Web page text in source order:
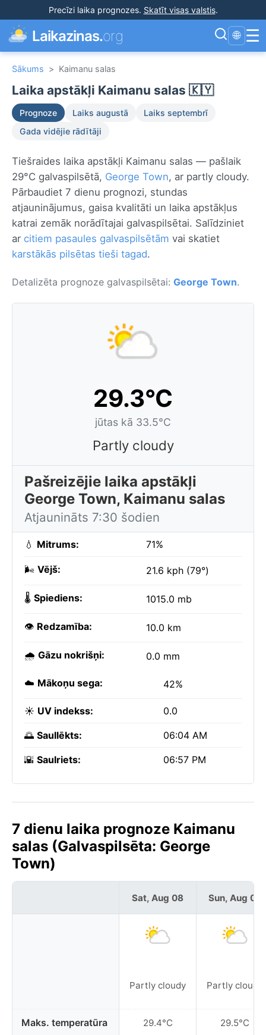
Precīzi laika prognozes. Skatīt visas valstis.
Laikazinas.org 🌐 ☰
Sākums > Kaimanu salas
Laika apstākļi Kaimanu salas 🇰🇾
Prognoze Laiks augustā
Laiks septembrī
Gada vidējie rādītāji
Tiešraides laika apstākļi Kaimanu salas — pašlaik
29°C galvaspilsētā, George Town, ar partly cloudy.
Pārbaudiet 7 dienu prognozi, stundas
atjauninājumus, gaisa kvalitāti un laika apstākļus
katrai zemāk norādītajai galvaspilsētai. Salīdziniet
ar citiem pasaules galvaspilsētām vai skatiet
karstākās pilsētas tieši tagad.
Detalizēta prognoze galvaspilsētai: George Town.
29.3°C
jūtas kā 33.5°C
Partly cloudy
Pašreizējie laika apstākļi
George Town, Kaimanu salas
Atjaunināts 7:30 šodien
💧 Mitrums: 71%
🌬️ Vējš: 21.6 kph (79°)
🌡️ Spiediens: 1015.0 mb
👁️ Redzamība: 10.0 km
🌧️ Gāzu nokrišņi: 0.0 mm
☁️ Mākoņu sega: 42%
☀️ UV indekss: 0.0
🌅 Saullēkts: 06:04 AM
🌇 Saulriets: 06:57 PM
7 dienu laika prognoze Kaimanu
salas (Galvaspilsēta: George
Town)
Maks. temperatūra
Sat, Aug 08
Partly cloudy
29.4°C
Sun, Aug 09
Partly cloudy
29.5°C